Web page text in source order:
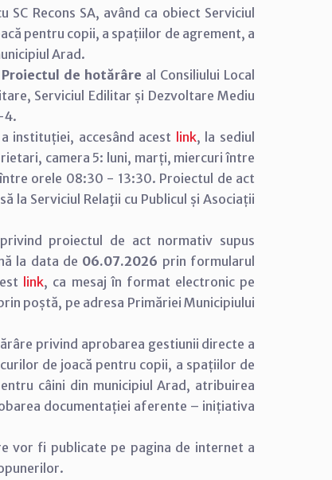
Recons SA, având ca obiect Serviciul
pentru copii, a spațiilor de agrement, a
Arad.
Proiectul de hotărâre al Consiliului Local
Serviciul Edilitar și Dezvoltare Mediu
4.
instituției, accesând acest link, la sediul
camera 5: luni, marți, miercuri între
orele 08:30 - 13:30. Proiectul de act
la Serviciul Relaţii cu Publicul și Asociații
proiectul de act normativ supus
la data de 06.07.2026 prin formularul
link, ca mesaj în format electronic pe
poștă, pe adresa Primăriei Municipiului
privind aprobarea gestiunii directe a
de joacă pentru copii, a spațiilor de
câini din municipiul Arad, atribuirea
documentației aferente – inițiativa
vor fi publicate pe pagina de internet a